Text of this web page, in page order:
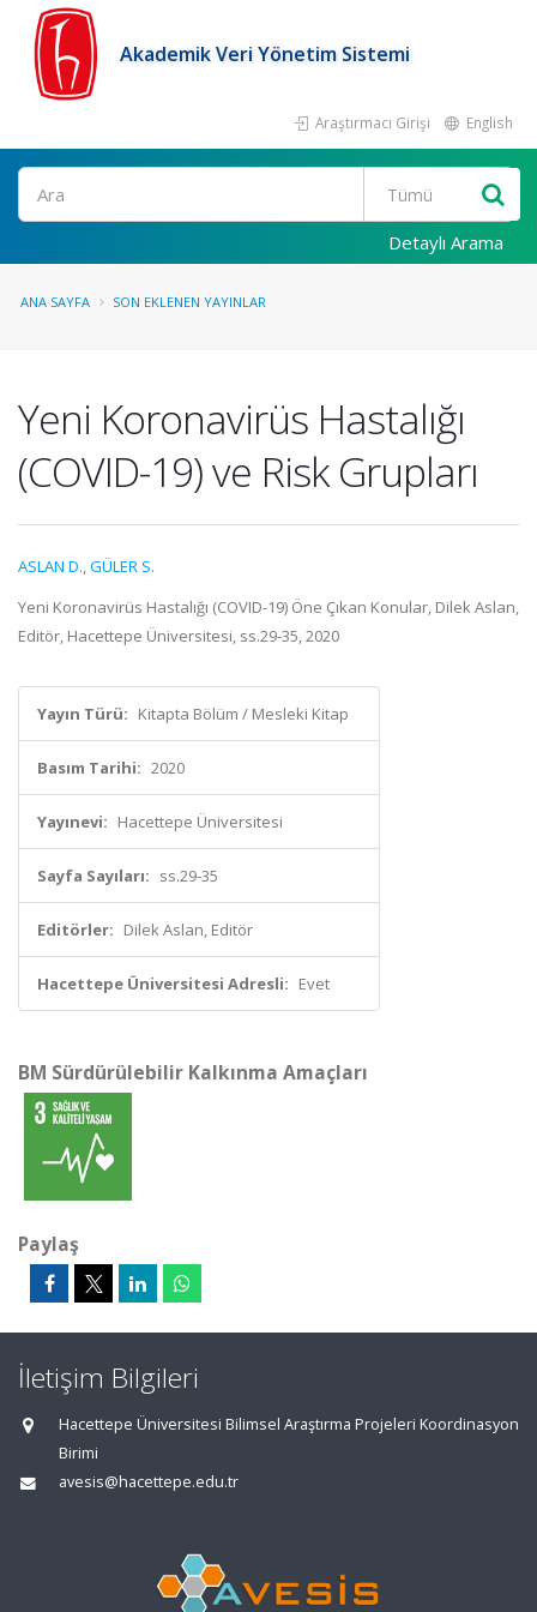
Akademik Veri Yönetim Sistemi
Araştırmacı Girişi English
Ara
Detaylı Arama
ANA SAYFA SON EKLENEN YAYINLAR
Yeni Koronavirüs Hastalığı
(COVID-19) ve Risk Grupları
ASLAN D.,GÜLER S.
Yeni Koronavirüs Hastalığı (COVID-19) Öne Çıkan Konular, Dilek Aslan,
Editör, Hacettepe Üniversitesi, ss.29-35, 2020
Yayın Türü: Kitapta Bölüm / Mesleki Kitap
Basım Tarihi: 2020
Yayınevi: Hacettepe Üniversitesi
Sayfa Sayıları: ss.29-35
Editörler: Dilek Aslan, Editör
Hacettepe Üniversitesi Adresli: Evet
BM Sürdürülebilir Kalkınma Amaçları
Paylaş
İletişim Bilgileri
Hacettepe Üniversitesi Bilimsel Araştırma Projeleri Koordinasyon
Birimi
avesis@hacettepe.edu.tr